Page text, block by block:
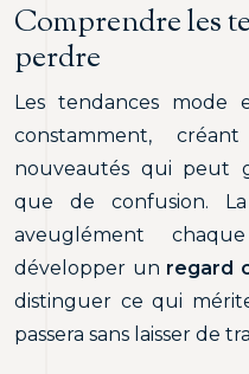
Comprendre les
perdre
Les tendances mode
constamment,
nouveautés qui peut
que de confusion.
aveuglément
développer un regard
distinguer ce qui
passera sans laisser de